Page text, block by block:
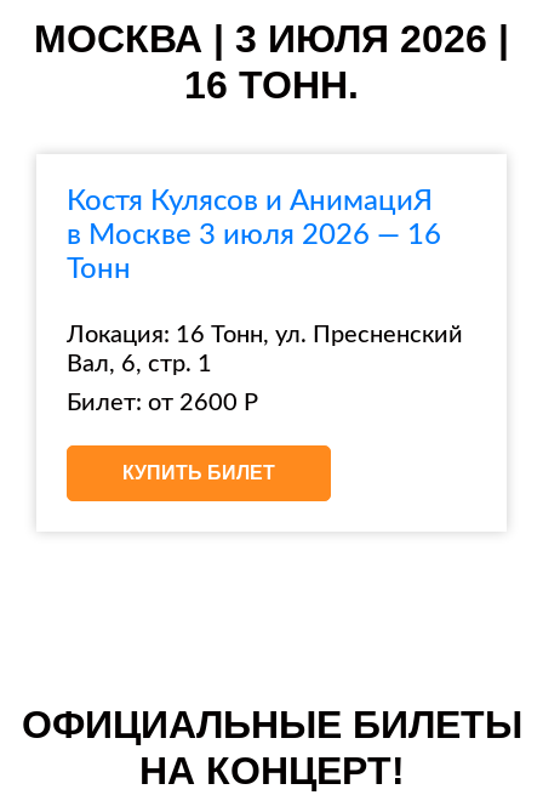
МОСКВА | 3 ИЮЛЯ 2026 |
16 ТОНН.
Костя Кулясов и АнимациЯ
в Москве 3 июля 2026 — 16
Тонн
Локация: 16 Тонн, ул. Пресненский
Вал, 6, стр. 1
Билет: от 2600 Р
КУПИТЬ БИЛЕТ
ОФИЦИАЛЬНЫЕ БИЛЕТЫ
НА КОНЦЕРТ!